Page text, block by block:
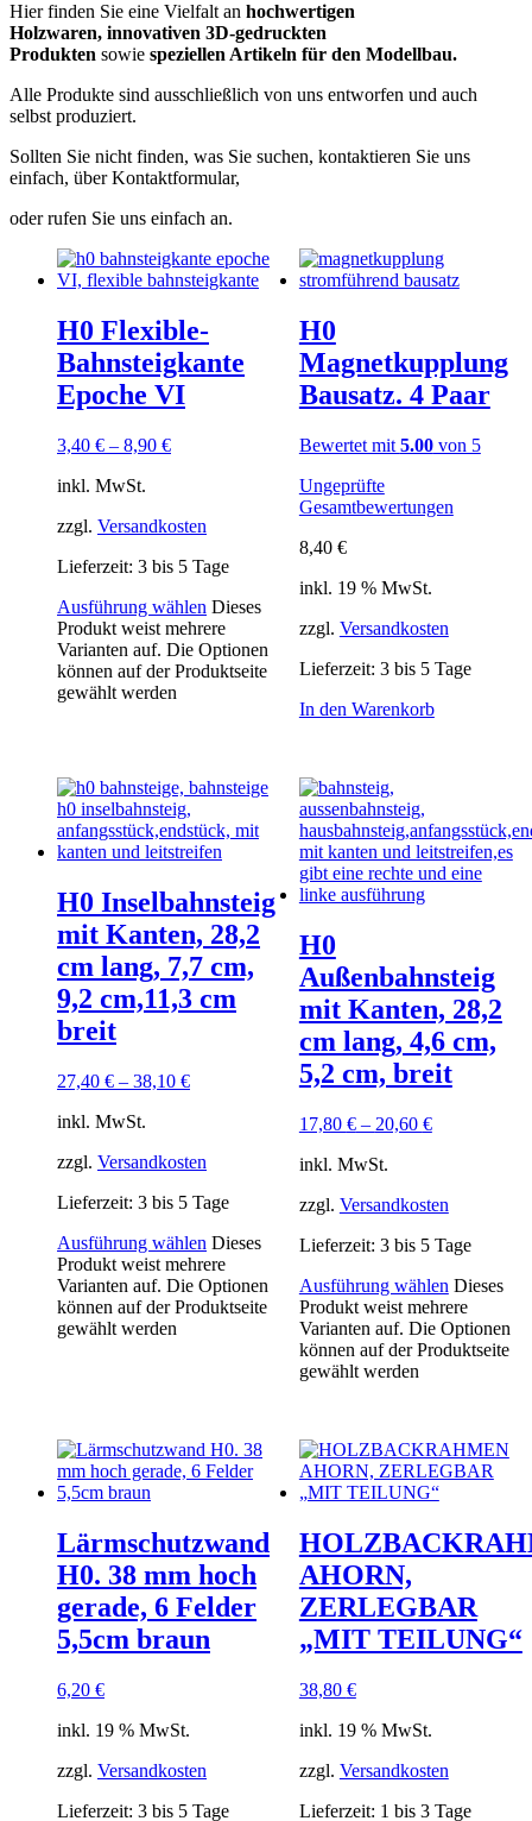
Hier finden Sie eine Vielfalt an hochwertigen
Holzwaren, innovativen 3D-gedruckten
Produkten sowie speziellen Artikeln für den Modellbau.
Alle Produkte sind ausschließlich von uns entworfen und auch
selbst produziert.
Sollten Sie nicht finden, was Sie suchen, kontaktieren Sie uns
einfach, über Kontaktformular,
oder rufen Sie uns einfach an.
H0 Flexible-
Bahnsteigkante
Epoche VI
3,40 € – 8,90 €
inkl. MwSt.
zzgl. Versandkosten
Lieferzeit: 3 bis 5 Tage
Ausführung wählen Dieses
Produkt weist mehrere
Varianten auf. Die Optionen
können auf der Produktseite
gewählt werden
H0
Magnetkupplung
Bausatz. 4 Paar
Bewertet mit 5.00von 5
Ungeprüfte
Gesamtbewertungen
8,40 €
inkl. 19 % MwSt.
zzgl. Versandkosten
Lieferzeit: 3 bis 5 Tage
In den Warenkorb
H0 Inselbahnsteig
mit Kanten, 28,2
cm lang, 7,7 cm,
9,2 cm,11,3 cm
breit
27,40 € – 38,10 €
inkl. MwSt.
zzgl. Versandkosten
Lieferzeit: 3 bis 5 Tage
Ausführung wählen Dieses
Produkt weist mehrere
Varianten auf. Die Optionen
können auf der Produktseite
gewählt werden
H0
Außenbahnsteig
mit Kanten, 28,2
cm lang, 4,6 cm,
5,2 cm, breit
17,80 €– 20,60 €
inkl. MwSt.
zzgl. Versandkosten
Lieferzeit: 3 bis 5 Tage
Ausführung wählen Dieses
Produkt weist mehrere
Varianten auf. Die Optionen
können auf der Produktseite
gewählt werden
Lärmschutzwand
H0. 38 mm hoch
gerade, 6 Felder
5,5cm braun
6,20 €
inkl. 19 % MwSt.
zzgl. Versandkosten
Lieferzeit: 3 bis 5 Tage
AHORN,
ZERLEGBAR
„MIT TEILUNG“
38,80 €
inkl. 19 % MwSt.
zzgl. Versandkosten
Lieferzeit: 1 bis 3 Tage